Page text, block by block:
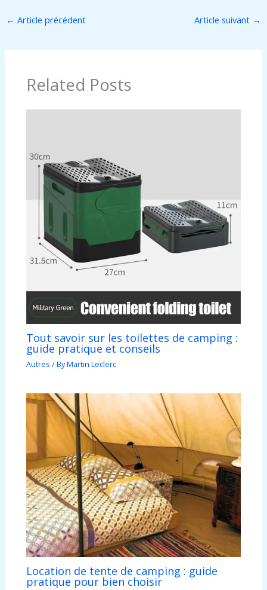
← Article précédent Article suivant →
Related Posts
Tout savoir sur les toilettes de camping :
guide pratique et conseils
Autres / ByMartin Leclerc
Location de tente de camping : guide
pratique pour bien choisir